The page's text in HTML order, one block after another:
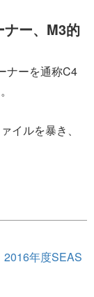
ー、M3的
ナーを通称C4
イルを暴き、
年度SEAS